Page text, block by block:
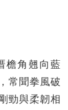
角翹向藍
常聞拳風破
勁與柔韌相